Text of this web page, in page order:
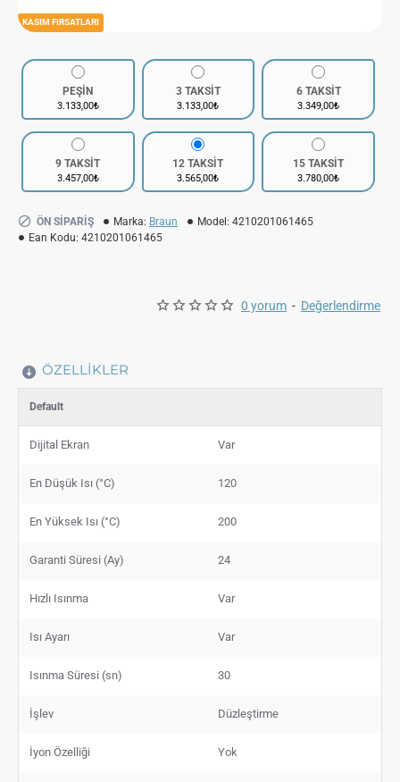
KASIM FIRSATLARI
0 yorum - Değerlendirme
PEŞİN
3.133,00₺
3 TAKSİT
3.133,00₺
6 TAKSİT
3.349,00₺
9 TAKSİT
3.457,00₺
12 TAKSİT
3.565,00₺
15 TAKSİT
3.780,00₺
ÖN SIPARIŞ Marka: Braun Model: 4210201061465
Ean Kodu: 4210201061465
ÖZELLIKLER
Default
Dijital Ekran Var
En Düşük Isı (°C) 120
En Yüksek Isı (°C) 200
Garanti Süresi (Ay) 24
Hızlı Isınma Var
Isı Ayarı Var
Isınma Süresi (sn) 30
İşlev Düzleştirme
İyon Özelliği Yok